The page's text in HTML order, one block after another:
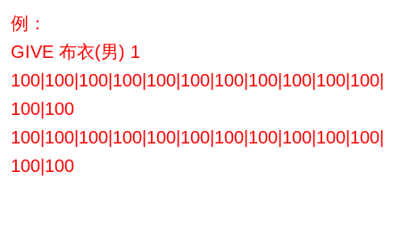
例：
GIVE 布衣(男) 1
100|100|100|100|100|100|100|100|100|100|100|
100|100
100|100|100|100|100|100|100|100|100|100|100|
100|100